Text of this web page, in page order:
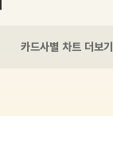
카드사별 차트 더보기